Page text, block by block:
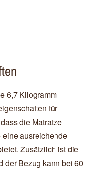
6,7 Kilogramm
für
die Matratze
eine ausreichende
Zusätzlich ist die
der Bezug kann bei 60